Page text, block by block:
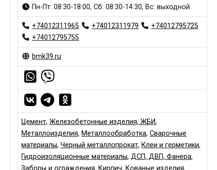
Пн-Пт: 08:30-18:00, Сб: 08:30-14:30, Вс: выходной
+74012311965 +74012311979
+74012795725
+74012795755
bmk39.ru
Цемент,Железобетонные изделия, ЖБИ,
Металлоизделия, Металлообработка,Сварочные
материалы,Черный металлопрокат, Клеи и герметики,
Гидроизоляционные материалы,ДСП, ДВП, Фанера,
Заборы и ограждения, Кирпич, Кованые изделия,